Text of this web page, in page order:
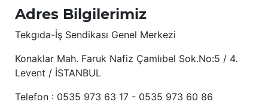
Adres Bilgilerimiz
Tekgıda-İş Sendikası Genel Merkezi
Konaklar Mah. Faruk Nafiz Çamlıbel Sok.No:5 / 4.
Levent / İSTANBUL
Telefon : 0535 973 63 17 - 0535 973 60 86